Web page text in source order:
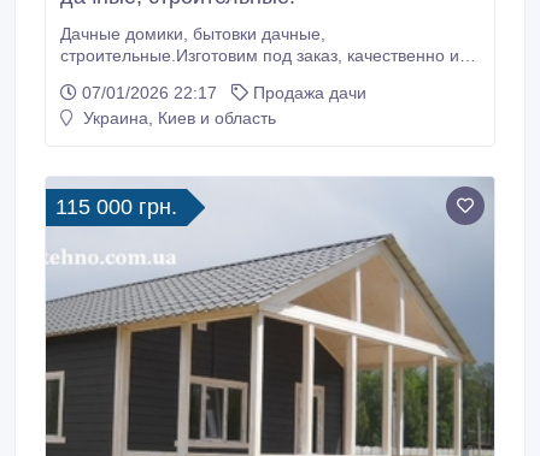
Дачные домики, бытовки дачные,
строительные.Изготовим под заказ, качественно и
гидроизоляция.Экологически чистые материалы.
Индивидуальное проектирование, монтаж «под
07/01/2026 22:17
Продажа дачи
Украина, Киев и область
115 000 грн.